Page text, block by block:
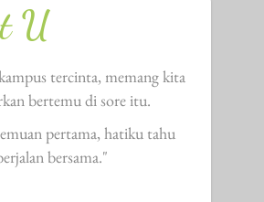
U
tercinta, memang kita
bertemu di sore itu.
pertama, hatiku tahu
bersama."